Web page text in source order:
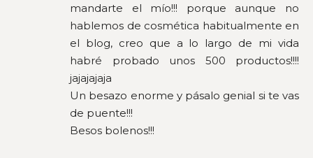
mandarte el mío!!! porque aunque no
hablemos de cosmética habitualmente en
el blog, creo que a lo largo de mi vida
habré probado unos 500 productos!!!!
jajajajaja
Un besazo enorme y pásalo genial si te vas
de puente!!!
Besos bolenos!!!